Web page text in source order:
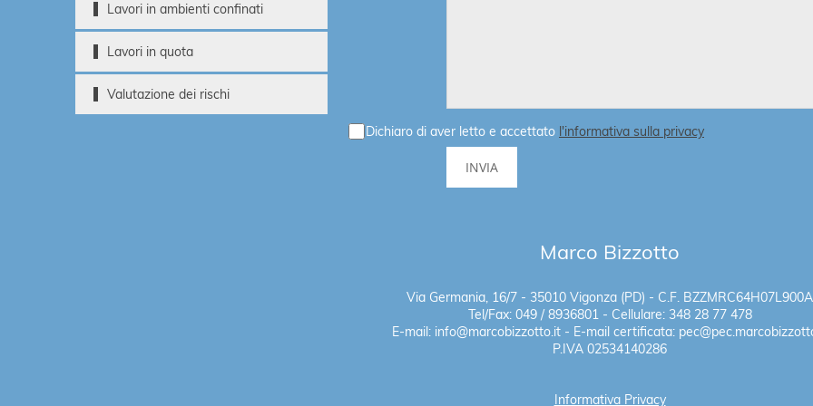
Dichiaro di aver letto e accettato l'informativa sulla privacy
Lavori in ambienti confinati
Lavori in quota
Valutazione dei rischi
Marco Bizzotto
Via Germania, 16/7 - 35010 Vigonza (PD) - C.F. BZZMRC64H07L900A
Tel/Fax: 049 / 8936801 - Cellulare: 348 28 77 478
E-mail: info@marcobizzotto.it - E-mail certificata:
P.IVA 02534140286
Informativa Privacy